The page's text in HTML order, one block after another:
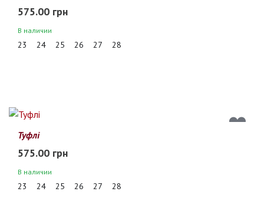
575.00 грн
В наличии
23 24 25 26 27 28
Туфлі
575.00 грн
В наличии
23 24 25 26 27 28